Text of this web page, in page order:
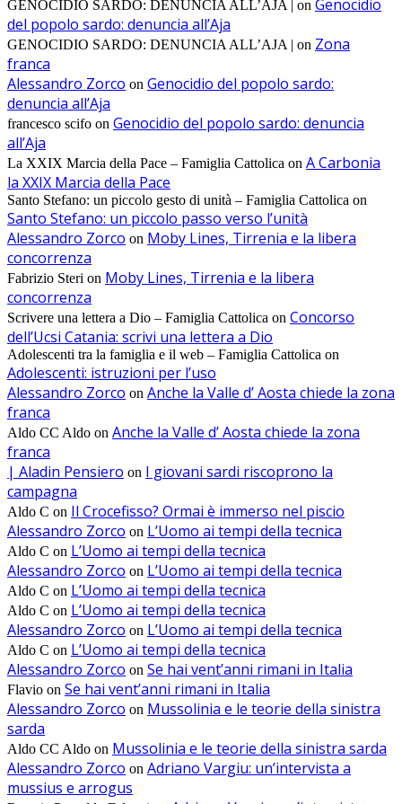
GENOCIDIO SARDO: DENUNCIA ALL’AJA | on Genocidio
del popolo sardo: denuncia all’Aja
GENOCIDIO SARDO: DENUNCIA ALL’AJA | on Zona
franca
Alessandro Zorco on Genocidio del popolo sardo:
denuncia all’Aja
francesco scifo on Genocidio del popolo sardo: denuncia
all’Aja
La XXIX Marcia della Pace – Famiglia Cattolica on A Carbonia
la XXIX Marcia della Pace
Santo Stefano: un piccolo gesto di unità – Famiglia Cattolica on
Santo Stefano: un piccolo passo verso l’unità
Alessandro Zorco on Moby Lines, Tirrenia e la libera
concorrenza
Fabrizio Steri on Moby Lines, Tirrenia e la libera
concorrenza
Scrivere una lettera a Dio – Famiglia Cattolica on Concorso
dell’Ucsi Catania: scrivi una lettera a Dio
Adolescenti tra la famiglia e il web – Famiglia Cattolica on
Adolescenti: istruzioni per l’uso
Alessandro Zorco on Anche la Valle d’ Aosta chiede la zona
franca
Aldo CC Aldo on Anche la Valle d’ Aosta chiede la zona
franca
| Aladin Pensiero on I giovani sardi riscoprono la
campagna
Aldo C on Il Crocefisso? Ormai è immerso nel piscio
Alessandro Zorco on L’Uomo ai tempi della tecnica
Aldo C on L’Uomo ai tempi della tecnica
Alessandro Zorco on L’Uomo ai tempi della tecnica
Aldo C on L’Uomo ai tempi della tecnica
Aldo C on L’Uomo ai tempi della tecnica
Alessandro Zorco on L’Uomo ai tempi della tecnica
Aldo C on L’Uomo ai tempi della tecnica
Alessandro Zorco on Se hai vent’anni rimani in Italia
Flavio on Se hai vent’anni rimani in Italia
Alessandro Zorco on Mussolinia e le teorie della sinistra
sarda
Aldo CC Aldo on Mussolinia e le teorie della sinistra sarda
Alessandro Zorco on Adriano Vargiu: un’intervista a
mussius e arrogus